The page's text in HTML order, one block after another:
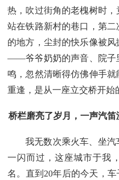
热，吹过街角的老槐树时，
站在铁路新村的巷口，第
的地方，尘封的快乐像被
——爷爷奶奶的声音、院子
鸣，忽然清晰得仿佛伸手
重逢，是从一座立交桥开始
桥栏磨亮了岁月，一声汽
我无数次乘火车、坐
一闪而过，这座城市于我
名。直到20年后的今天，